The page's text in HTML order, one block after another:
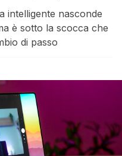
intelligente nasconde
è sotto la scocca che
di passo